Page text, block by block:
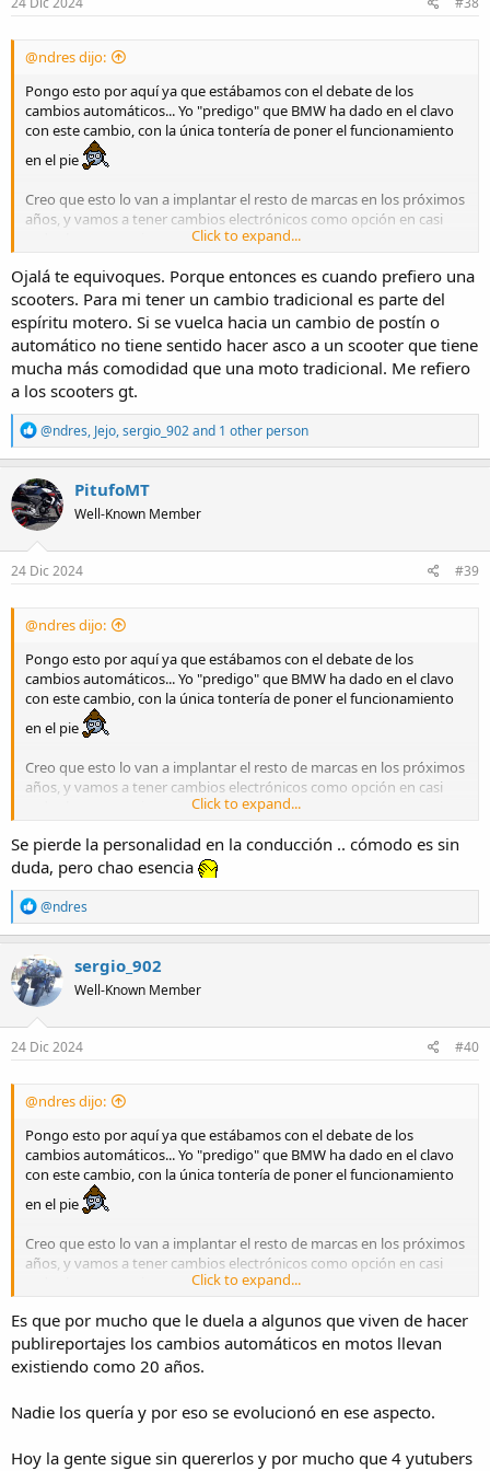
@ndres dijo:
Pongo esto por aquí ya que estábamos con el debate de los
cambios automáticos... Yo "predigo" que BMW ha dado en el clavo
con este cambio, con la única tontería de poner el funcionamiento
en el pie
Creo que esto lo van a implantar el resto de marcas en los próximos
años, y vamos a tener cambios electrónicos como opción en casi
todas las motos, tiempo al tiempo.
Click to expand...
Ojalá te equivoques. Porque entonces es cuando prefiero una
scooters. Para mi tener un cambio tradicional es parte del
espíritu motero. Si se vuelca hacia un cambio de postín o
automático no tiene sentido hacer asco a un scooter que tiene
mucha más comodidad que una moto tradicional. Me refiero
a los scooters gt.
R
e
a
c
t
i
o
n
s
@ndres, Jejo,sergio_902and 1 other person
PitufoMT
Well-Known Member
24 Dic 2024 #39
@ndres dijo:
Pongo esto por aquí ya que estábamos con el debate de los
cambios automáticos... Yo "predigo" que BMW ha dado en el clavo
con este cambio, con la única tontería de poner el funcionamiento
en el pie
Creo que esto lo van a implantar el resto de marcas en los próximos
años, y vamos a tener cambios electrónicos como opción en casi
todas las motos, tiempo al tiempo.
Click to expand...
Se pierde la personalidad en la conducción .. cómodo es sin
duda, pero chao esencia
R
e
a
c
t
i
o
n
s
@ndres
sergio_902
Well-Known Member
24 Dic 2024 #40
@ndres dijo:
Pongo esto por aquí ya que estábamos con el debate de los
cambios automáticos... Yo "predigo" que BMW ha dado en el clavo
con este cambio, con la única tontería de poner el funcionamiento
en el pie
Creo que esto lo van a implantar el resto de marcas en los próximos
años, y vamos a tener cambios electrónicos como opción en casi
todas las motos, tiempo al tiempo.
Click to expand...
Es que por mucho que le duela a algunos que viven de hacer
publireportajes los cambios automáticos en motos llevan
existiendo como 20 años.
Nadie los quería y por eso se evolucionó en ese aspecto.
Hoy la gente sigue sin quererlos y por mucho que 4 yutubers